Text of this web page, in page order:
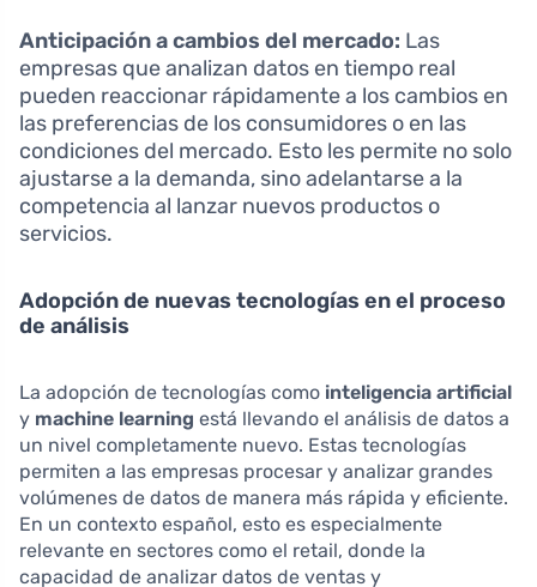
Anticipación a cambios del mercado: Las
empresas que analizan datos en tiempo real
pueden reaccionar rápidamente a los cambios en
las preferencias de los consumidores o en las
condiciones del mercado. Esto les permite no solo
ajustarse a la demanda, sino adelantarse a la
competencia al lanzar nuevos productos o
servicios.
Adopción de nuevas tecnologías en el proceso
de análisis
La adopción de tecnologías como inteligencia artificial
y machine learning está llevando el análisis de datos a
un nivel completamente nuevo. Estas tecnologías
permiten a las empresas procesar y analizar grandes
volúmenes de datos de manera más rápida y eficiente.
En un contexto español, esto es especialmente
relevante en sectores como el retail, donde la
capacidad de analizar datos de ventas y